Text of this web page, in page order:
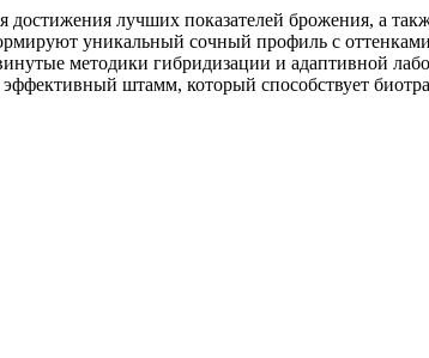
лучших показателей брожения, а
уникальный сочный профиль с
методики гибридизации и адаптивной
эффективный штамм, который способствует